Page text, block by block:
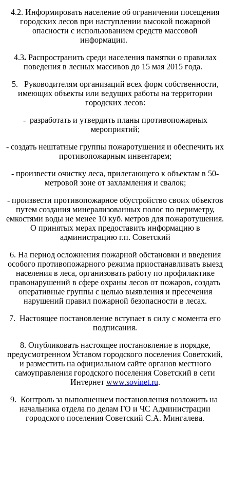
4.2. Информировать население об ограничении посещения
городских лесов при наступлении высокой пожарной
опасности с использованием средств массовой
информации.
4.3. Распространить среди населения памятки о правилах
поведения в лесных массивов до 15 мая 2015 года.
5. Руководителям организаций всех форм собственности,
имеющих объекты или ведущих работы на территории
городских лесов:
- разработать и утвердить планы противопожарных
мероприятий;
- создать нештатные группы пожаротушения и обеспечить их
противопожарным инвентарем;
- произвести очистку леса, прилегающего к объектам в 50-
метровой зоне от захламления и свалок;
- произвести противопожарное обустройство своих объектов
путем создания минерализованных полос по периметру,
емкостями воды не менее 10 куб. метров для пожаротушения.
О принятых мерах предоставить информацию в
администрацию г.п. Советский
6. На период осложнения пожарной обстановки и введения
особого противопожарного режима приостанавливать выезд
населения в леса, организовать работу по профилактике
правонарушений в сфере охраны лесов от пожаров, создать
оперативные группы с целью выявления и пресечения
нарушений правил пожарной безопасности в лесах.
7. Настоящее постановление вступает в силу с момента его
подписания.
8. Опубликовать настоящее постановление в порядке,
предусмотренном Уставом городского поселения Советский,
и разместить на официальном сайте органов местного
самоуправления городского поселения Советский в сети
Интернет www.sovinet.ru.
9. Контроль за выполнением постановления возложить на
начальника отдела по делам ГО и ЧС Администрации
городского поселения Советский С.А. Мингалева.